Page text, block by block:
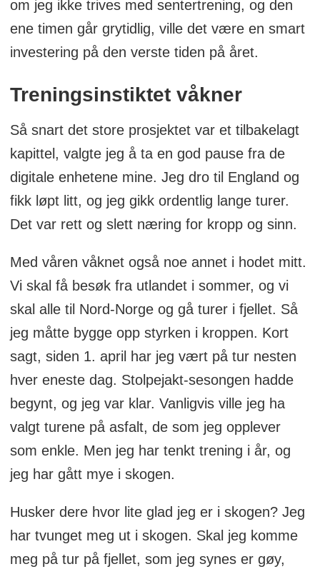
om jeg ikke trives med sentertrening, og den
ene timen går grytidlig, ville det være en smart
investering på den verste tiden på året.
Treningsinstiktet våkner
Så snart det store prosjektet var et tilbakelagt
kapittel, valgte jeg å ta en god pause fra de
digitale enhetene mine. Jeg dro til England og
fikk løpt litt, og jeg gikk ordentlig lange turer.
Det var rett og slett næring for kropp og sinn.
Med våren våknet også noe annet i hodet mitt.
Vi skal få besøk fra utlandet i sommer, og vi
skal alle til Nord-Norge og gå turer i fjellet. Så
jeg måtte bygge opp styrken i kroppen. Kort
sagt, siden 1. april har jeg vært på tur nesten
hver eneste dag. Stolpejakt-sesongen hadde
begynt, og jeg var klar. Vanligvis ville jeg ha
valgt turene på asfalt, de som jeg opplever
som enkle. Men jeg har tenkt trening i år, og
jeg har gått mye i skogen.
Husker dere hvor lite glad jeg er i skogen? Jeg
har tvunget meg ut i skogen. Skal jeg komme
meg på tur på fjellet, som jeg synes er gøy,